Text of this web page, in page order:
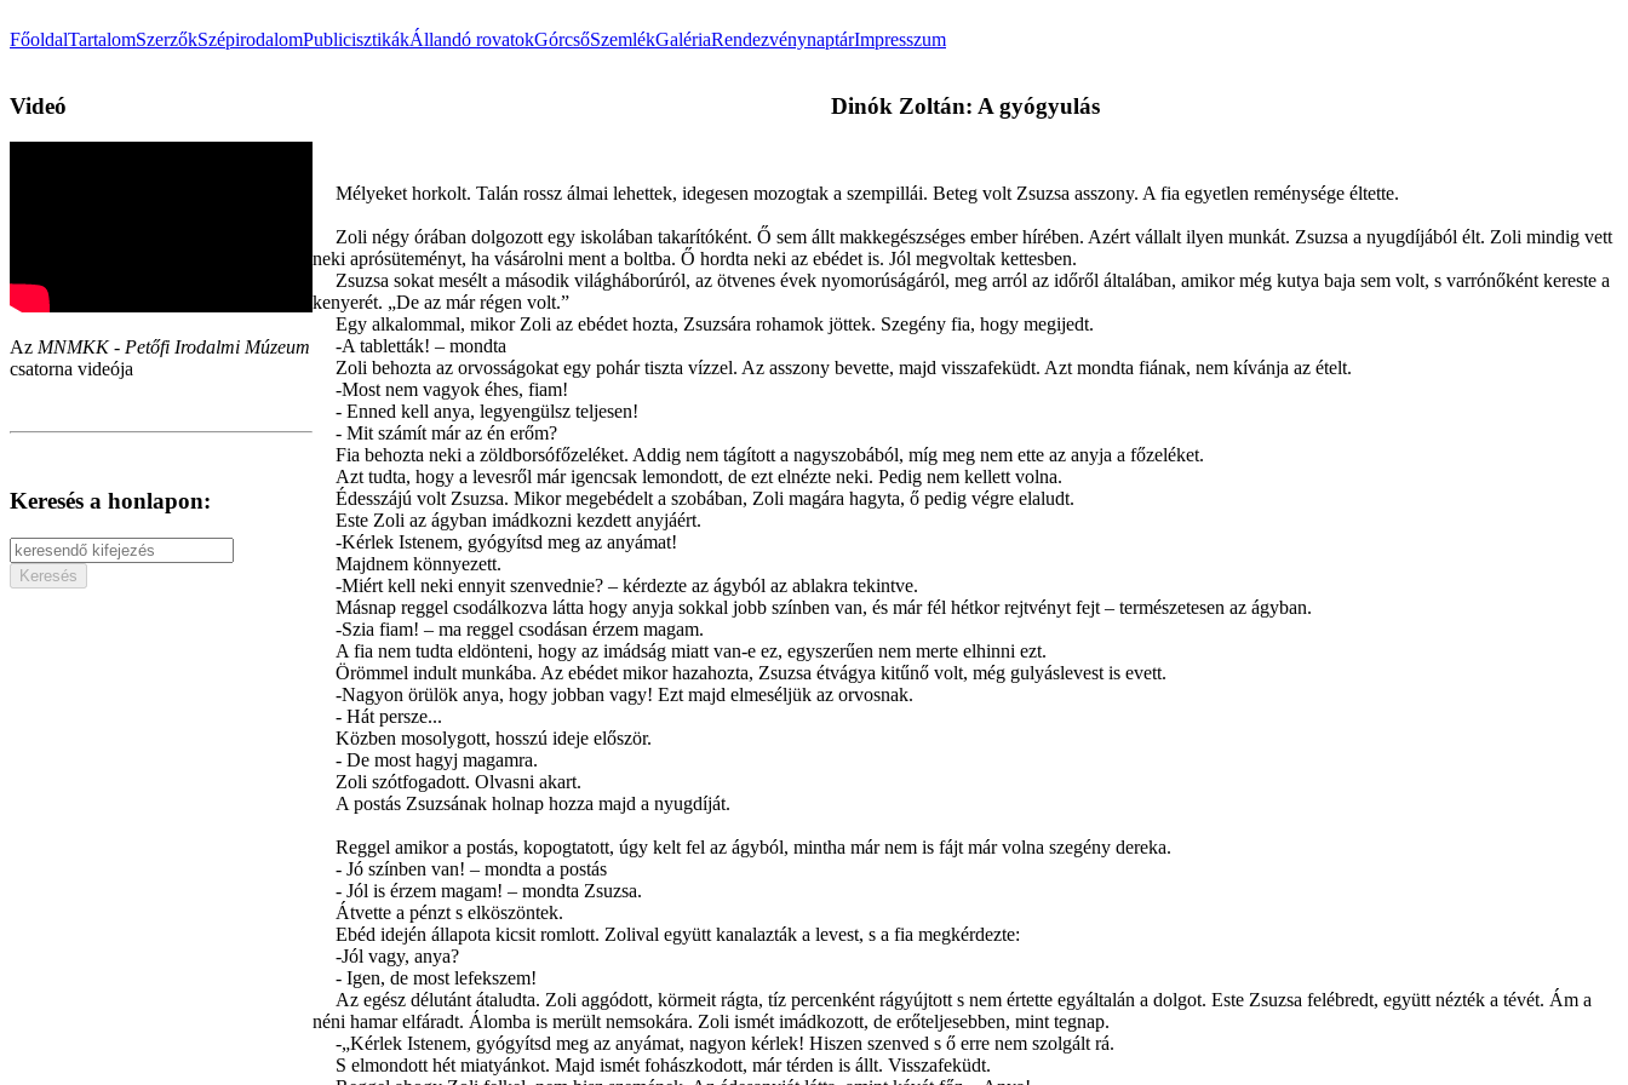
FőoldalTartalomSzerzőkSzépirodalomPublicisztikákÁllandó rovatokGórcsőSzemlékGalériaRendezvénynaptárImpresszum
Videó
Az MNMKK - Petőfi Irodalmi Múzeum
csatorna videója
Keresés a honlapon:
Dinók Zoltán: A gyógyulás
Mélyeket horkolt. Talán rossz álmai lehettek, idegesen mozogtak a szempillái. Beteg volt Zsuzsa asszony. A fia egyetlen reménysége éltette.
Zoli négy órában dolgozott egy iskolában takarítóként. Ő sem állt makkegészséges ember hírében. Azért vállalt ilyen munkát. Zsuzsa a nyugdíjából élt. Zoli mindig vett
neki aprósüteményt, ha vásárolni ment a boltba. Ő hordta neki az ebédet is. Jól megvoltak kettesben.
Zsuzsa sokat mesélt a második világháborúról, az ötvenes évek nyomorúságáról, meg arról az időről általában, amikor még kutya baja sem volt, s varrónőként kereste a
kenyerét. „De az már régen volt.”
Egy alkalommal, mikor Zoli az ebédet hozta, Zsuzsára rohamok jöttek. Szegény fia, hogy megijedt.
-A tabletták! – mondta
Zoli behozta az orvosságokat egy pohár tiszta vízzel. Az asszony bevette, majd visszafeküdt. Azt mondta fiának, nem kívánja az ételt.
-Most nem vagyok éhes, fiam!
- Enned kell anya, legyengülsz teljesen!
- Mit számít már az én erőm?
Fia behozta neki a zöldborsófőzeléket. Addig nem tágított a nagyszobából, míg meg nem ette az anyja a főzeléket.
Azt tudta, hogy a levesről már igencsak lemondott, de ezt elnézte neki. Pedig nem kellett volna.
Édesszájú volt Zsuzsa. Mikor megebédelt a szobában, Zoli magára hagyta, ő pedig végre elaludt.
Este Zoli az ágyban imádkozni kezdett anyjáért.
-Kérlek Istenem, gyógyítsd meg az anyámat!
Majdnem könnyezett.
-Miért kell neki ennyit szenvednie? – kérdezte az ágyból az ablakra tekintve.
Másnap reggel csodálkozva látta hogy anyja sokkal jobb színben van, és már fél hétkor rejtvényt fejt – természetesen az ágyban.
-Szia fiam! – ma reggel csodásan érzem magam.
A fia nem tudta eldönteni, hogy az imádság miatt van-e ez, egyszerűen nem merte elhinni ezt.
Örömmel indult munkába. Az ebédet mikor hazahozta, Zsuzsa étvágya kitűnő volt, még gulyáslevest is evett.
-Nagyon örülök anya, hogy jobban vagy! Ezt majd elmeséljük az orvosnak.
- Hát persze...
Közben mosolygott, hosszú ideje először.
- De most hagyj magamra.
Zoli szótfogadott. Olvasni akart.
A postás Zsuzsának holnap hozza majd a nyugdíját.
Reggel amikor a postás, kopogtatott, úgy kelt fel az ágyból, mintha már nem is fájt már volna szegény dereka.
- Jó színben van! – mondta a postás
- Jól is érzem magam! – mondta Zsuzsa.
Átvette a pénzt s elköszöntek.
Ebéd idején állapota kicsit romlott. Zolival együtt kanalazták a levest, s a fia megkérdezte:
-Jól vagy, anya?
- Igen, de most lefekszem!
Az egész délutánt átaludta. Zoli aggódott, körmeit rágta, tíz percenként rágyújtott s nem értette egyáltalán a dolgot. Este Zsuzsa felébredt, együtt nézték a tévét. Ám a
néni hamar elfáradt. Álomba is merült nemsokára. Zoli ismét imádkozott, de erőteljesebben, mint tegnap.
-„Kérlek Istenem, gyógyítsd meg az anyámat, nagyon kérlek! Hiszen szenved s ő erre nem szolgált rá.
S elmondott hét miatyánkot. Majd ismét fohászkodott, már térden is állt. Visszafeküdt.